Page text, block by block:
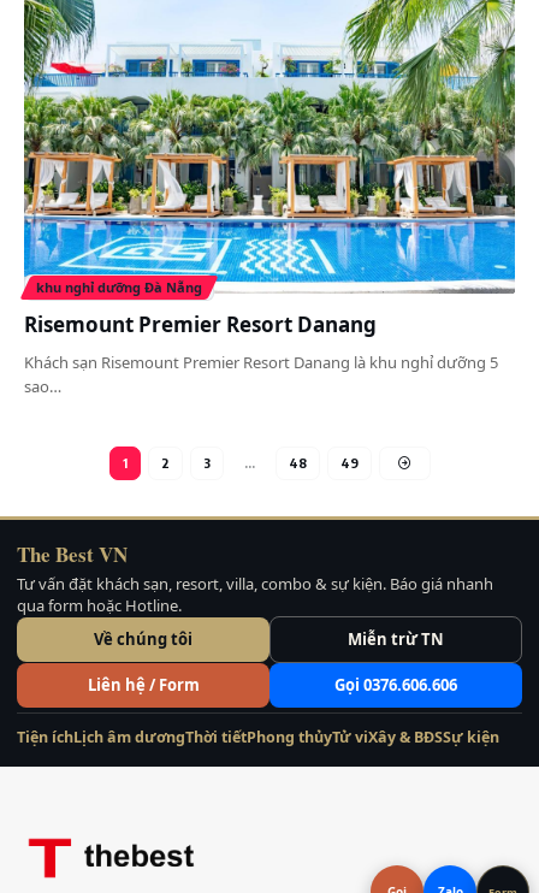
khu nghỉ dưỡng Đà Nẵng
Risemount Premier Resort Danang
Khách sạn Risemount Premier Resort Danang là khu nghỉ dưỡng 5
sao…
1 2 3 … 48 49
The Best VN
Tư vấn đặt khách sạn, resort, villa, combo & sự kiện. Báo giá nhanh
qua form hoặc Hotline.
Về chúng tôi
Miễn trừ TN
Liên hệ / Form Gọi 0376.606.606
Tiện íchLịch âm dươngThời tiếtPhong thủyTử viXây & BĐSSự kiện